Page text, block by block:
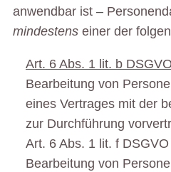
anwendbar ist –
mindestens einer der
Art. 6 Abs. 1 lit. b DSGVO
Bearbeitung von
eines Vertrages mit der
zur Durchführung
Art. 6 Abs. 1 lit. f
Bearbeitung von